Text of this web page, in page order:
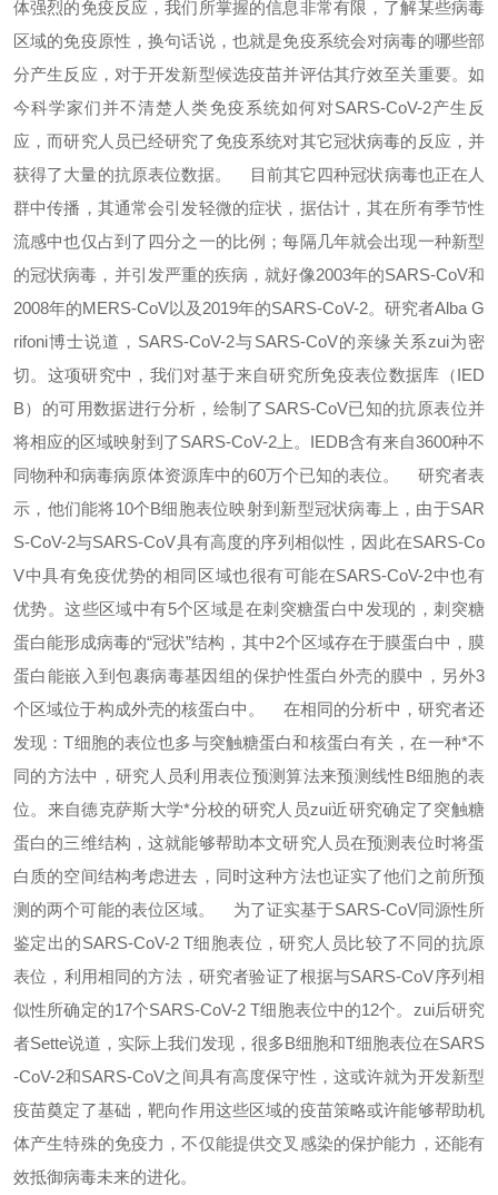
体强烈的免疫反应，我们所掌握的信息非常有限，了解某些病毒
区域的免疫原性，换句话说，也就是免疫系统会对病毒的哪些部
分产生反应，对于开发新型候选疫苗并评估其疗效至关重要。如
今科学家们并不清楚人类免疫系统如何对SARS-CoV-2产生反
应，而研究人员已经研究了免疫系统对其它冠状病毒的反应，并
获得了大量的抗原表位数据。
目前其它四种冠状病毒也正在人
群中传播，其通常会引发轻微的症状，据估计，其在所有季节性
流感中也仅占到了四分之一的比例；每隔几年就会出现一种新型
的冠状病毒，并引发严重的疾病，就好像2003年的SARS-CoV和
2008年的MERS-CoV以及2019年的SARS-CoV-2。研究者Alba G
rifoni博士说道，SARS-CoV-2与SARS-CoV的亲缘关系zui为密
切。这项研究中，我们对基于来自研究所免疫表位数据库（IED
B）的可用数据进行分析，绘制了SARS-CoV已知的抗原表位并
将相应的区域映射到了SARS-CoV-2上。IEDB含有来自3600种不
同物种和病毒病原体资源库中的60万个已知的表位。
研究者表
示，他们能将10个B细胞表位映射到新型冠状病毒上，由于SAR
S-CoV-2与SARS-CoV具有高度的序列相似性，因此在SARS-Co
V中具有免疫优势的相同区域也很有可能在SARS-CoV-2中也有
优势。这些区域中有5个区域是在刺突糖蛋白中发现的，刺突糖
蛋白能形成病毒的“冠状”结构，其中2个区域存在于膜蛋白中，膜
蛋白能嵌入到包裹病毒基因组的保护性蛋白外壳的膜中，另外3
个区域位于构成外壳的核蛋白中。
在相同的分析中，研究者还
发现：T细胞的表位也多与突触糖蛋白和核蛋白有关，在一种*不
同的方法中，研究人员利用表位预测算法来预测线性B细胞的表
位。来自德克萨斯大学*分校的研究人员zui近研究确定了突触糖
蛋白的三维结构，这就能够帮助本文研究人员在预测表位时将蛋
白质的空间结构考虑进去，同时这种方法也证实了他们之前所预
测的两个可能的表位区域。
为了证实基于SARS-CoV同源性所
鉴定出的SARS-CoV-2 T细胞表位，研究人员比较了不同的抗原
表位，利用相同的方法，研究者验证了根据与SARS-CoV序列相
似性所确定的17个SARS-CoV-2 T细胞表位中的12个。zui后研究
者Sette说道，实际上我们发现，很多B细胞和T细胞表位在SARS
-CoV-2和SARS-CoV之间具有高度保守性，这或许就为开发新型
疫苗奠定了基础，靶向作用这些区域的疫苗策略或许能够帮助机
体产生特殊的免疫力，不仅能提供交叉感染的保护能力，还能有
效抵御病毒未来的进化。